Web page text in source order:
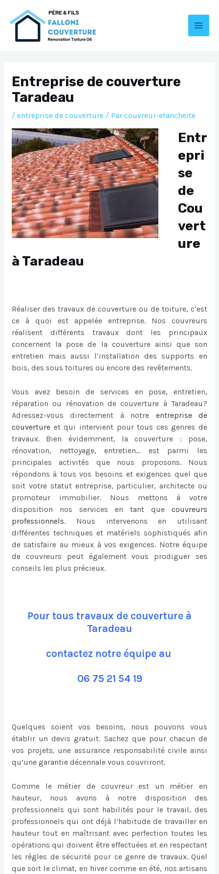
Entreprise de couverture
Taradeau
/ entreprise de couverture/ Par couvreur-etancheite
Entr
epri
se
de
Cou
vert
ure
à Taradeau
Réaliser des travaux de couverture ou de toiture, c’est
ce à quoi est appelée entreprise. Nos couvreurs
réalisent différents travaux dont les principaux
concernent la pose de la couverture ainsi que son
entretien mais aussi l’installation des supports en
bois, des sous toitures ou encore des revêtements.
Vous avez besoin de services en pose, entretien,
réparation ou rénovation de couverture à Taradeau?
Adressez-vous directement à notre entreprise de
couverture et qui intervient pour tous ces genres de
travaux. Bien évidemment, la couverture : pose,
rénovation, nettoyage, entretien… est parmi les
principales activités que nous proposons. Nous
répondons à tous vos besoins et exigences quel que
soit votre statut entreprise, particulier, architecte ou
promoteur immobilier. Nous mettons à votre
disposition nos services en tant que couvreurs
professionnels. Nous intervenons en utilisant
différentes techniques et matériels sophistiqués afin
de satisfaire au mieux à vos exigences. Notre équipe
de couvreurs peut également vous prodiguer ses
conseils les plus précieux.
Pour tous travaux de couverture à
Taradeau
contactez notre équipe au
06 75 21 54 19
Quelques soient vos besoins, nous pouvons vous
établir un devis gratuit. Sachez que pour chacun de
vos projets, une assurance responsabilité civile ainsi
qu’une garantie décennale vous couvriront.
Comme le métier de couvreur est un métier en
hauteur, nous avons à notre disposition des
professionnels qui sont habilités pour le travail, des
professionnels qui ont déjà l’habitude de travailler en
hauteur tout en maîtrisant avec perfection toutes les
opérations qui doivent être effectuées et en respectant
les règles de sécurité pour ce genre de travaux. Quel
que soit le climat, en hiver comme en été, nos artisans